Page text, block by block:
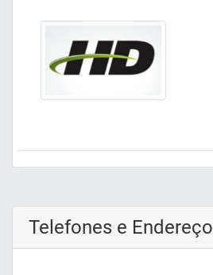
Telefones e Endereço